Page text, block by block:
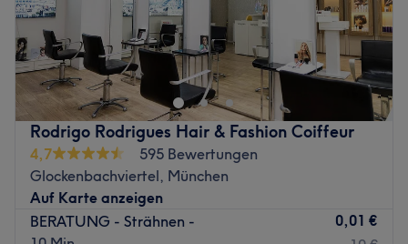
Rodrigo Rodrigues Hair & Fashion Coiffeur
4,7
595 Bewertungen
Glockenbachviertel, München
Auf Karte anzeigen
BERATUNG - Strähnen -
0,01 €